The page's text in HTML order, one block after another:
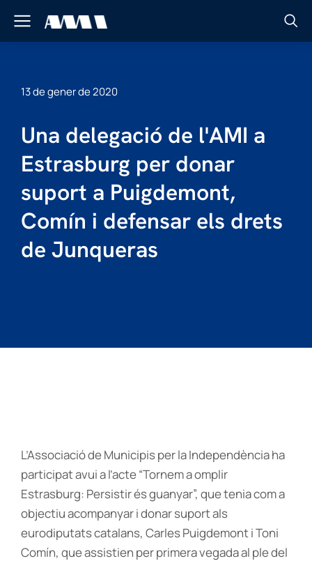
13 de gener de 2020
Una delegació de l'AMI a
Estrasburg per donar
suport a Puigdemont,
Comín i defensar els drets
de Junqueras
L’Associació de Municipis per la Independència ha
participat avui a l’acte “Tornem a omplir
Estrasburg: Persistir és guanyar”, que tenia com a
objectiu acompanyar i donar suport als
eurodiputats catalans, Carles Puigdemont i Toni
Comín, que assistien per primera vegada al ple del